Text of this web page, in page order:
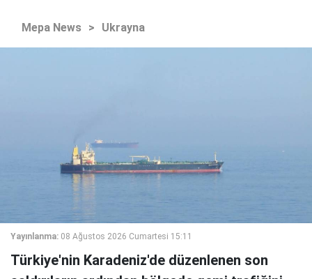
Mepa News > Ukrayna
Yayınlanma: 08 Ağustos 2026 Cumartesi 15:11
Türkiye'nin Karadeniz'de düzenlenen son